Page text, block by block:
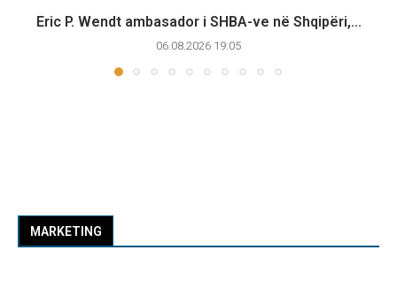
Eric P. Wendt ambasador i SHBA-ve në Shqipëri,...
06.08.2026 19:05
MARKETING